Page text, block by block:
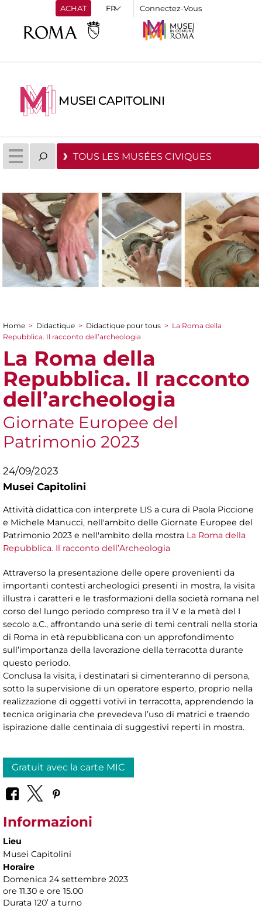
ACHAT Connectez-Vous
MUSEI CAPITOLINI
TOUS LES MUSÉES CIVIQUES
You are here
Home > Didactique > Didactique pour tous > La Roma della
Repubblica. Il racconto dell’archeologia
La Roma della
Repubblica. Il racconto
dell’archeologia
Giornate Europee del
Patrimonio 2023
24/09/2023
Musei Capitolini
Attività didattica con interprete LIS a cura di Paola Piccione
e Michele Manucci, nell'ambito delle Giornate Europee del
Patrimonio 2023 e nell'ambito della mostra La Roma della
Repubblica. Il racconto dell’Archeologia
Attraverso la presentazione delle opere provenienti da
importanti contesti archeologici presenti in mostra, la visita
illustra i caratteri e le trasformazioni della società romana nel
corso del lungo periodo compreso tra il V e la metà del I
secolo a.C., affrontando una serie di temi centrali nella storia
di Roma in età repubblicana con un approfondimento
sull’importanza della lavorazione della terracotta durante
questo periodo.
Conclusa la visita, i destinatari si cimenteranno di persona,
sotto la supervisione di un operatore esperto, proprio nella
realizzazione di oggetti votivi in terracotta, apprendendo la
tecnica originaria che prevedeva l’uso di matrici e traendo
ispirazione dalle centinaia di suggestivi reperti in mostra.
Gratuit avec la carte MIC
Informazioni
Lieu
Musei Capitolini
Horaire
Domenica 24 settembre 2023
ore 11.30 e ore 15.00
Durata 120’ a turno